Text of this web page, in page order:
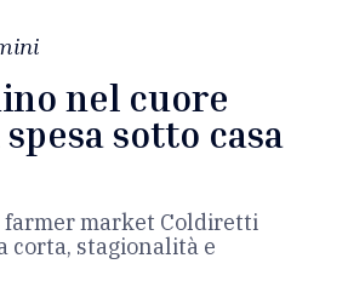
nel cuore
sotto casa
market Coldiretti
corta, stagionalità e